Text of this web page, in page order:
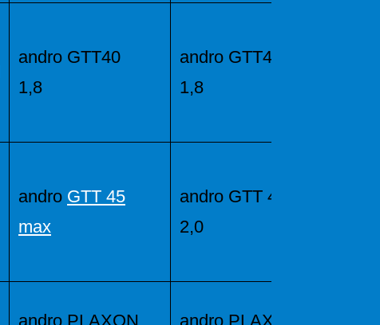
andro GTT40
1,8
andro GTT40
1,8
andro GTT 45
max
andro GTT 45
2,0
andro PLAXON andro PLAXON